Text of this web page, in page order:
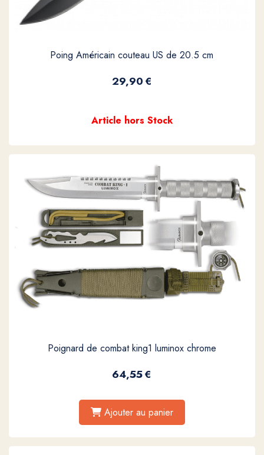
Poing Américain couteau US de 20.5 cm
29,90€
Article hors Stock
Poignard de combat king1 luminox chrome
64,55€
Ajouter au panier